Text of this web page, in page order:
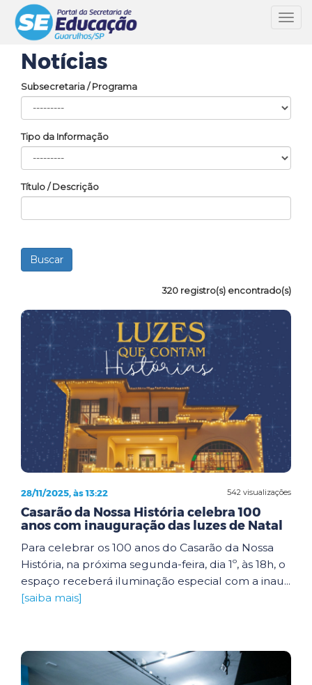
Notícias
Subsecretaria / Programa
Tipo da Informação
Título / Descrição
320 registro(s) encontrado(s)
542 visualizações
28/11/2025, às 13:22
Casarão da Nossa História celebra 100
anos com inauguração das luzes de Natal
Para celebrar os 100 anos do Casarão da Nossa
História, na próxima segunda-feira, dia 1º, às 18h, o
espaço receberá iluminação especial com a inau...
[saiba mais]